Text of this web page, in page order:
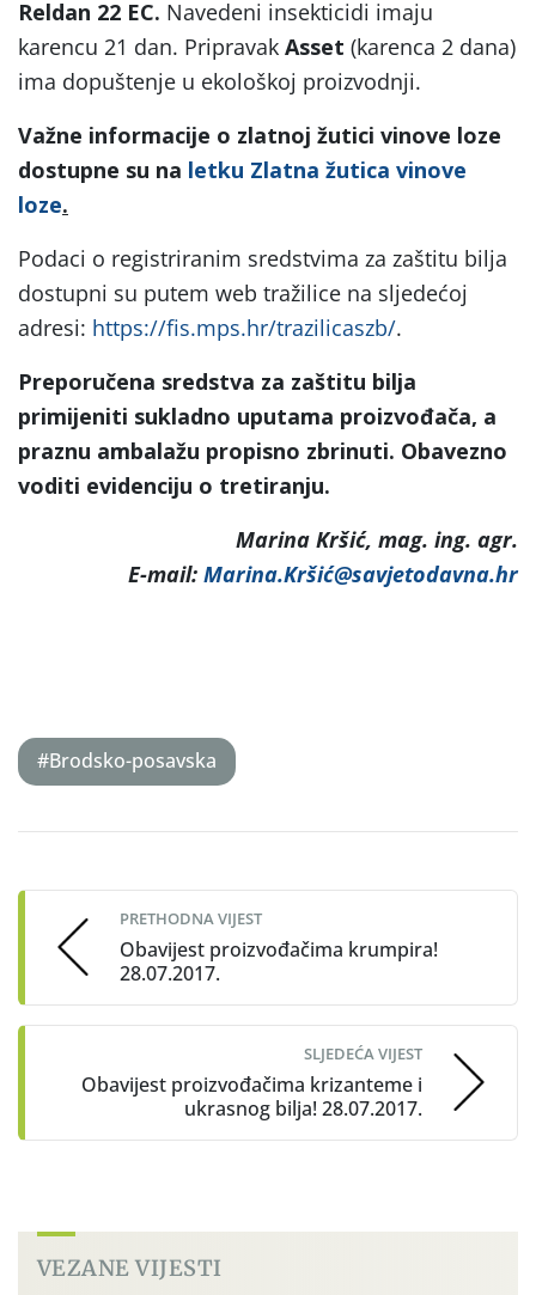
Reldan 22 EC. Navedeni insekticidi imaju
karencu 21 dan. Pripravak Asset (karenca 2 dana)
ima dopuštenje u ekološkoj proizvodnji.
Važne informacije o zlatnoj žutici vinove loze
dostupne su na letku Zlatna žutica vinove
loze.
Podaci o registriranim sredstvima za zaštitu bilja
dostupni su putem web tražilice na sljedećoj
adresi: https://fis.mps.hr/trazilicaszb/.
Preporučena sredstva za zaštitu bilja
primijeniti sukladno uputama proizvođača, a
praznu ambalažu propisno zbrinuti. Obavezno
voditi evidenciju o tretiranju.
Marina Kršić, mag. ing. agr.
E-mail: Marina.Kršić@savjetodavna.hr
#Brodsko-posavska
navigation
PRETHODNA VIJEST
Obavijest proizvođačima krumpira!
28.07.2017.
SLJEDEĆA VIJEST
Obavijest proizvođačima krizanteme i
ukrasnog bilja! 28.07.2017.
VEZANE VIJESTI